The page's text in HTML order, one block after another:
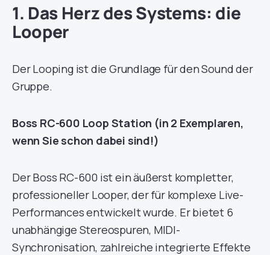
1. Das Herz des Systems: die
Looper
Der Looping ist die Grundlage für den Sound der
Gruppe.
Boss RC-600 Loop Station (in 2 Exemplaren,
wenn Sie schon dabei sind!)
Der Boss RC-600 ist ein äußerst kompletter,
professioneller Looper, der für komplexe Live-
Performances entwickelt wurde. Er bietet 6
unabhängige Stereospuren, MIDI-
Synchronisation, zahlreiche integrierte Effekte